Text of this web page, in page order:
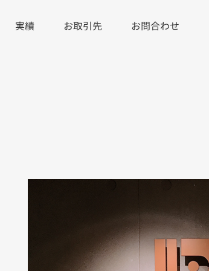
実績 お取引先 お問合わせ